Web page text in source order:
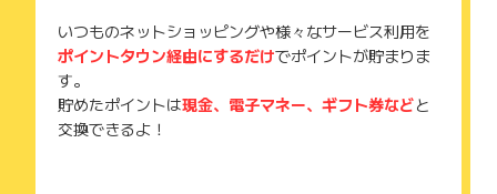
いつものネットショッピングや様々なサービス利用を
ポイントタウン経由にするだけでポイントが貯まりま
す。
貯めたポイントは現金、電子マネー、ギフト券などと
交換できるよ！